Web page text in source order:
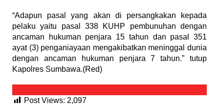
“Adapun pasal yang akan di persangkakan kepada
pelaku yaitu pasal 338 KUHP pembunuhan dengan
ancaman hukuman penjara 15 tahun dan pasal 351
ayat (3) penganiayaan mengakibatkan meninggal dunia
dengan ancaman hukuman penjara 7 tahun.” tutup
Kapolres Sumbawa.(Red)
Post Views: 2,097